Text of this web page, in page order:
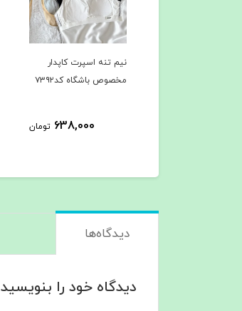
نیم تنه اسپرت کاپدار
مخصوص باشگاه کد۷۳۹۲
638,000 تومان
دیدگاه‌ها
دیدگاه خود را بنویسید